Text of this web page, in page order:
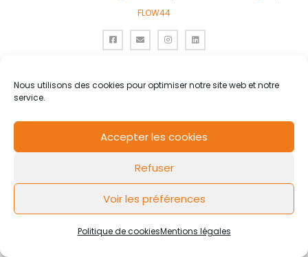
Nous utilisons des cookies pour optimiser notre site web et notre
service.
Accepter les cookies
Refuser
Voir les préférences
Politique de cookiesMentions légales
FLOW44